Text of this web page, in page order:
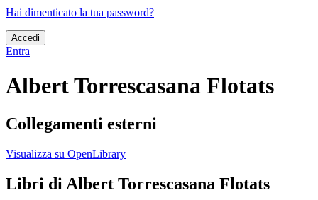
Hai dimenticato la tua password?
Accedi
Entra
Albert Torrescasana Flotats
Collegamenti esterni
Visualizza su OpenLibrary
Libri di Albert Torrescasana Flotats